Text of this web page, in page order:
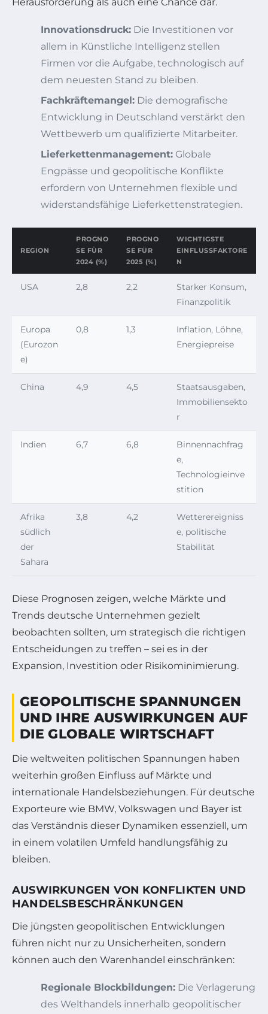
Innovationsdruck: Die Investitionen vor
allem in Künstliche Intelligenz stellen
Firmen vor die Aufgabe, technologisch auf
dem neuesten Stand zu bleiben.
Fachkräftemangel: Die demografische
Entwicklung in Deutschland verstärkt den
Wettbewerb um qualifizierte Mitarbeiter.
Lieferkettenmanagement: Globale
Engpässe und geopolitische Konflikte
erfordern von Unternehmen flexible und
widerstandsfähige Lieferkettenstrategien.
REGION
PROGNO
SE FÜR
2024 (%)
PROGNO
SE FÜR
2025 (%)
WICHTIGSTE
EINFLUSSFAKTORE
N
USA 2,8 2,2
Starker Konsum,
Finanzpolitik
Europa
(Eurozon
e)
0,8 1,3
Inflation, Löhne,
Energiepreise
China 4,9 4,5
Staatsausgaben,
Immobiliensekto
r
Indien 6,7 6,8
Binnennachfrag
e,
Technologieinve
stition
Afrika
südlich
der
Sahara
3,8 4,2
Wetterereigniss
e, politische
Stabilität
Diese Prognosen zeigen, welche Märkte und
Trends deutsche Unternehmen gezielt
beobachten sollten, um strategisch die richtigen
Entscheidungen zu treffen – sei es in der
Expansion, Investition oder Risikominimierung.
GEOPOLITISCHE SPANNUNGEN
UND IHRE AUSWIRKUNGEN AUF
DIE GLOBALE WIRTSCHAFT
Die weltweiten politischen Spannungen haben
weiterhin großen Einfluss auf Märkte und
internationale Handelsbeziehungen. Für deutsche
Exporteure wie BMW, Volkswagen und Bayer ist
das Verständnis dieser Dynamiken essenziell, um
in einem volatilen Umfeld handlungsfähig zu
bleiben.
AUSWIRKUNGEN VON KONFLIKTEN UND
HANDELSBESCHRÄNKUNGEN
Die jüngsten geopolitischen Entwicklungen
führen nicht nur zu Unsicherheiten, sondern
können auch den Warenhandel einschränken:
Regionale Blockbildungen: Die Verlagerung
des Welthandels innerhalb geopolitischer